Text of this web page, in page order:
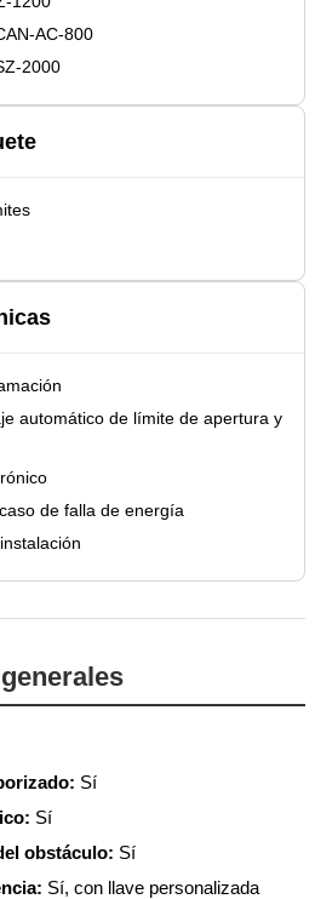
AC-800
2000
automático de límite de apertura y
de falla de energía
Sí
Sí
obstáculo: Sí
Sí, con llave personalizada